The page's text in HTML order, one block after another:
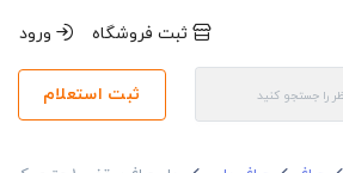
ثبت فروشگاه ورود
ثبت استعلام